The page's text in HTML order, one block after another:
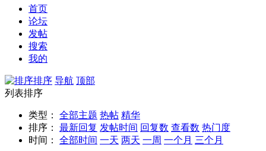
首页
论坛
发帖
搜索
我的
排序 导航 顶部
列表排序
类型： 全部主题 热帖 精华
排序：
最新回复 发帖时间 回复数 查看数 热门度
时间：
全部时间 一天 两天 一周 一个月 三个月